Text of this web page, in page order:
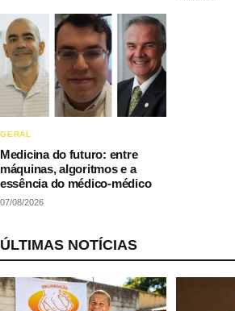
GERAL
Medicina do futuro: entre
máquinas, algoritmos e a
essência do médico-médico
07/08/2026
ÚLTIMAS NOTÍCIAS